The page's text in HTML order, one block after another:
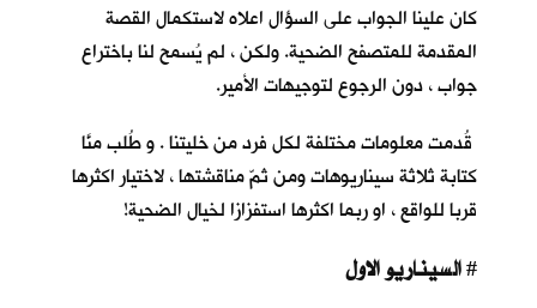
كان علينا الجواب على السؤال اعلاه لاستكمال القصة
المقدمة للمتصفح الضحية. ولكن ، لم يُسمح لنا باختراع
جواب ، دون الرجوع لتوجيهات الأمير.
قُدمت معلومات مختلفة لكل فرد من خليتنا . و طُلب منَّا
كتابة ثلاثة سيناريوهات ومن ثمّ مناقشتها ، لاختيار اكثرها
قربا للواقع ، او ربما اكثرها استفزازا لخيال الضحية!
#